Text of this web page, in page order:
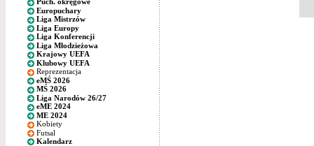
Puch. okręgowe
Europuchary
Liga Mistrzów
Liga Europy
Liga Konferencji
Liga Młodzieżowa
Krajowy UEFA
Klubowy UEFA
Reprezentacja
eMŚ 2026
MŚ 2026
Liga Narodów 26/27
eME 2024
ME 2024
Kobiety
Futsal
Kalendarz